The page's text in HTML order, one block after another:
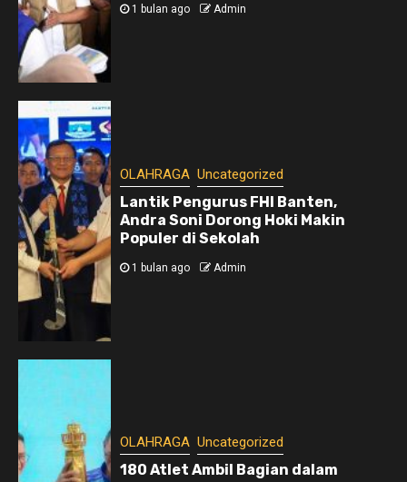
1 bulan ago Admin
OLAHRAGA Uncategorized
Lantik Pengurus FHI Banten,
Andra Soni Dorong Hoki Makin
Populer di Sekolah
1 bulan ago Admin
OLAHRAGA Uncategorized
180 Atlet Ambil Bagian dalam